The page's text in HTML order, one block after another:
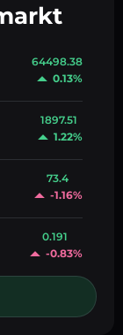
64498.38
0.13%
1897.51
1.22%
73.4
-1.16%
0.191
-0.83%